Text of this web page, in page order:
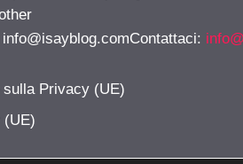
info@isayblog.comContattaci:
Privacy (UE)
(UE)